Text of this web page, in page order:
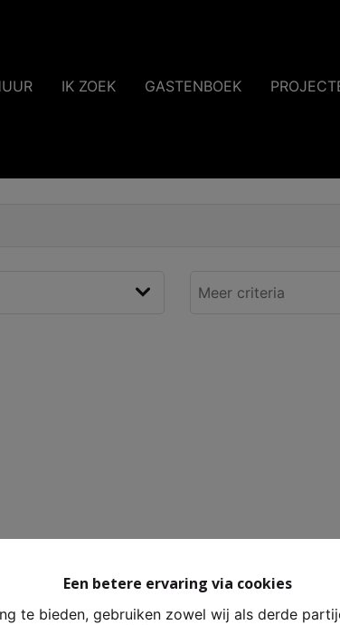
Een betere ervaring via cookies
te bieden, gebruiken zowel wij als derde
IK ZOEK GASTENBOEK